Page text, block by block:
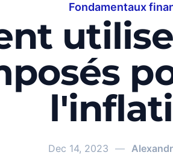
Fondamentaux
Dec 14, 2023 —